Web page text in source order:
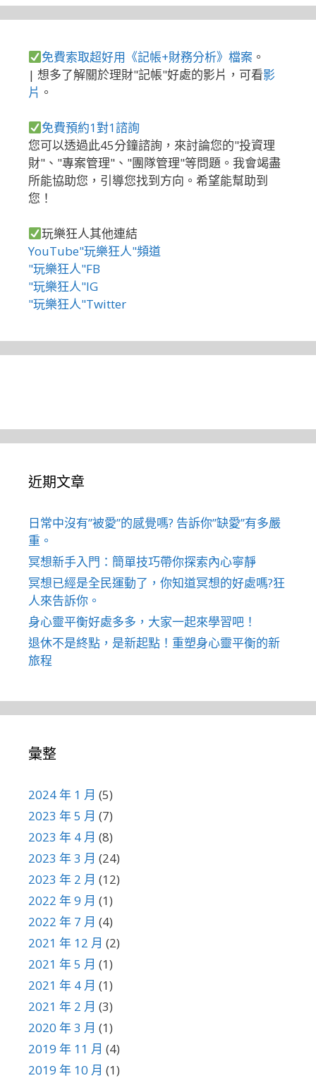
免費索取超好用《記帳+財務分析》檔案 。
| 想多了解關於理財"記帳"好處的影片，可看影
片 。
免費預約1對1諮詢
您可以透過此45分鐘諮詢，來討論您的"投資理
財"、"專案管理"、"團隊管理"等問題。我會竭盡
所能協助您，引導您找到方向。希望能幫助到
您！
玩樂狂人其他連結
YouTube"玩樂狂人"頻道
"玩樂狂人"FB
"玩樂狂人"IG
"玩樂狂人"Twitter
近期文章
日常中沒有”被愛”的感覺嗎? 告訴你”缺愛”有多嚴
重。
冥想新手入門：簡單技巧帶你探索內心寧靜
冥想已經是全民運動了，你知道冥想的好處嗎?狂
人來告訴你。
身心靈平衡好處多多，大家一起來學習吧！
退休不是終點，是新起點！重塑身心靈平衡的新
旅程
彙整
2024 年 1 月 (5)
2023 年 5 月 (7)
2023 年 4 月 (8)
2023 年 3 月 (24)
2023 年 2 月 (12)
2022 年 9 月 (1)
2022 年 7 月 (4)
2021 年 12 月 (2)
2021 年 5 月 (1)
2021 年 4 月 (1)
2021 年 2 月 (3)
2020 年 3 月 (1)
2019 年 11 月 (4)
2019 年 10 月 (1)